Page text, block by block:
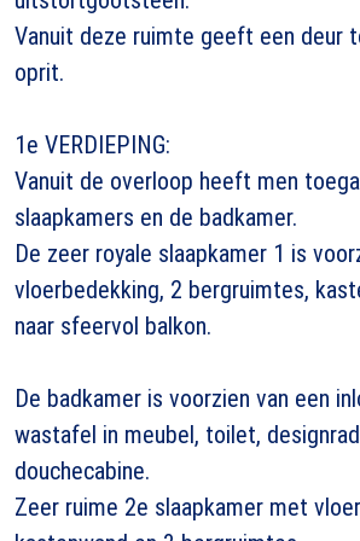
Vanuit deze ruimte geeft een deur
oprit.
1e VERDIEPING:
Vanuit de overloop heeft men
slaapkamers en de badkamer.
De zeer royale slaapkamer 1 is
vloerbedekking, 2 bergruimtes,
naar sfeervol balkon.
De badkamer is voorzien van een
wastafel in meubel, toilet,
douchecabine.
Zeer ruime 2e slaapkamer met